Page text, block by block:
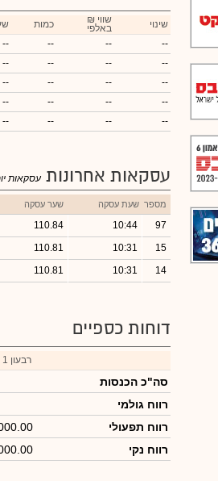
שינוי ₪ שווי
באלפי כמות
--
--
--
--
--
--
--
--
--
--
--
--
--
--
--
--
--
--
--
--
עסקאות אחרונות עסקאות
מספר שעת עסקה שער עסקה
97
10:44
110.84
15
10:31
110.81
14
10:31
110.81
דוחות כספיים
רבעון 1 (2026)
סה"כ הכנסות
רווח גולמי
רווח תפעולי
רווח נקי